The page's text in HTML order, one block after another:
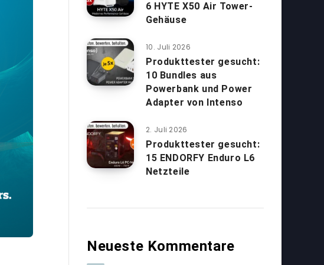
6 HYTE X50 Air Tower-
Gehäuse
10. Juli 2026
Produkttester gesucht:
10 Bundles aus
Powerbank und Power
Adapter von Intenso
2. Juli 2026
Produkttester gesucht:
15 ENDORFY Enduro L6
Netzteile
Neueste Kommentare